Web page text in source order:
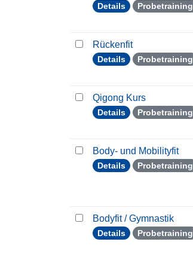
Details Probetraining
Rückenfit
Details Probetraining
Qigong Kurs
Details Probetraining
Body- und Mobilityfit
Details Probetraining
Bodyfit / Gymnastik
Details Probetraining